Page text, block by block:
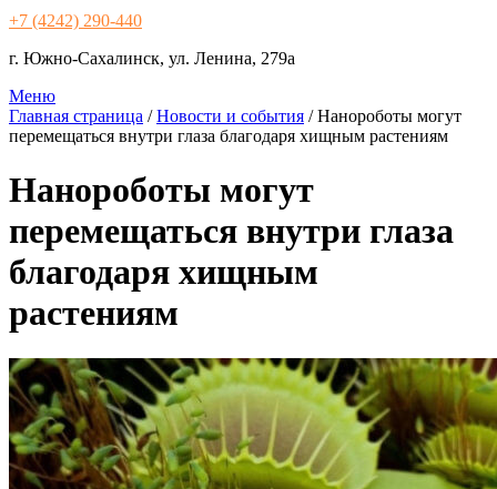
+7 (4242) 290-440
г. Южно-Сахалинск, ул. Ленина, 279а
Меню
Главная страница /Новости и события /Нанороботы могут
перемещаться внутри глаза благодаря хищным растениям
Нанороботы могут
перемещаться внутри глаза
благодаря хищным
растениям